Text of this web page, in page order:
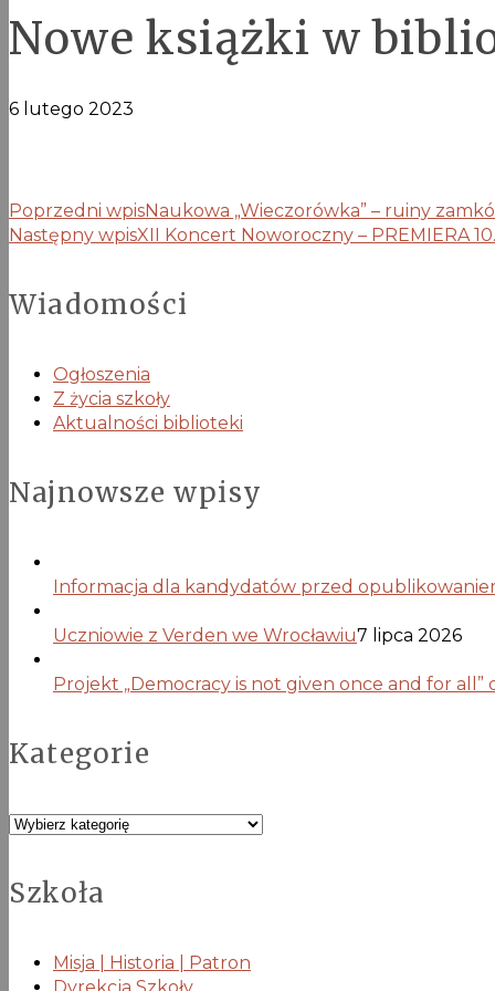
Nowe książki w
6 lutego 2023
Poprzedni wpisNaukowa „Wieczorówka” – ruiny
Następny wpisXII Koncert Noworoczny – PREMIERA
Wiadomości
Ogłoszenia
Z życia szkoły
Aktualności biblioteki
Najnowsze wpisy
Informacja dla kandydatów przed
Uczniowie z Verden we Wrocławiu7 lipca 2026
Projekt „Democracy is not given once and for all”
Kategorie
Kategorie
Szkoła
Misja | Historia | Patron
Dyrekcja Szkoły